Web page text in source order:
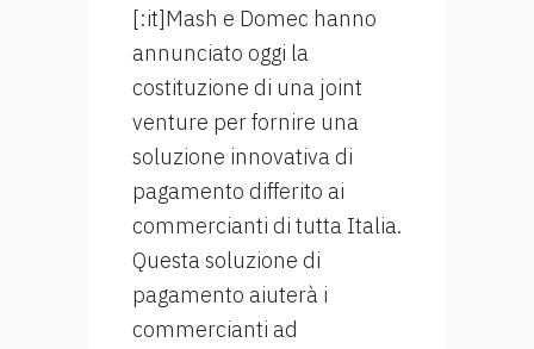
[:it]Mash e Domec hanno
annunciato oggi la
costituzione di una joint
venture per fornire una
soluzione innovativa di
pagamento differito ai
commercianti di tutta Italia.
Questa soluzione di
pagamento aiuterà i
commercianti ad